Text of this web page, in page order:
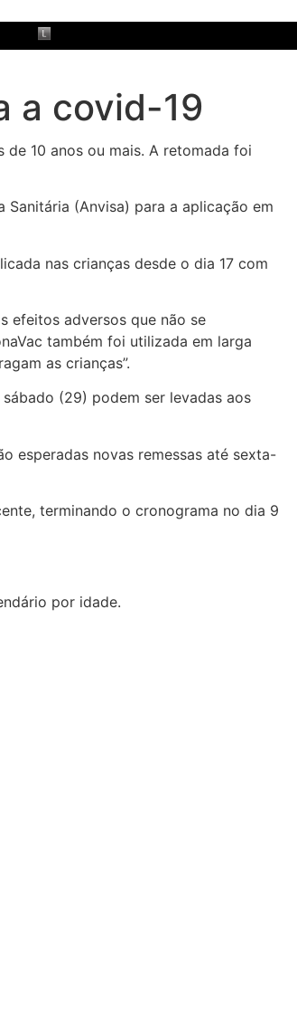
a covid-19
10 anos ou mais. A retomada foi
(Anvisa) para a aplicação em
nas crianças desde o dia 17 com
efeitos adversos que não se
também foi utilizada em larga
as crianças”.
(29) podem ser levadas aos
esperadas novas remessas até sexta-
terminando o cronograma no dia 9
por idade.